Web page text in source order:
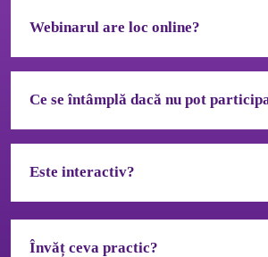
Webinarul are loc online?
Ce se întâmplă dacă nu pot
DIRECT.
Este interactiv?
le oferim, este unul interactiv. Te
Învăț ceva practic?